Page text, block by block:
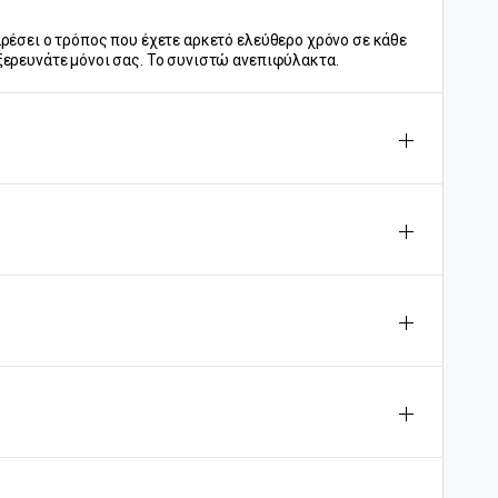
ο τρόπος που έχετε αρκετό ελεύθερο χρόνο σε κάθε
μόνοι σας. Το συνιστώ ανεπιφύλακτα.